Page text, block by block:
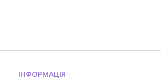
ІНФОРМАЦІЯ